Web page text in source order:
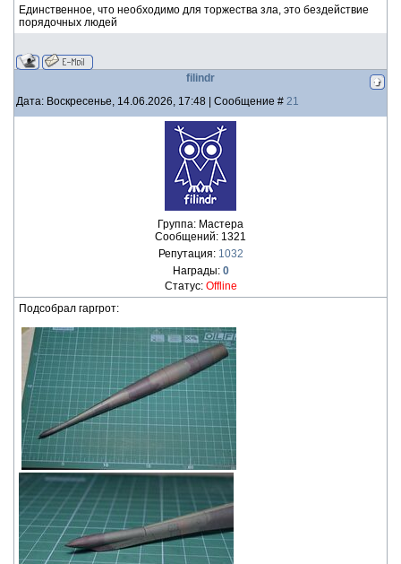
Единственное, что необходимо для торжества зла, это бездействие
порядочных людей
filindr
Дата: Воскресенье, 14.06.2026, 17:48 | Сообщение # 21
Группа: Мастера
Сообщений: 1321
Репутация: 1032
Награды: 0
Статус: Offline
Подсобрал гаргрот: